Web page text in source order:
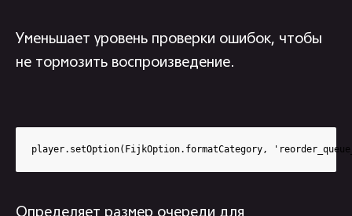
Уменьшает уровень проверки ошибок, чтобы
не тормозить воспроизведение.
player.setOption(FijkOption.formatCategory,
Определяет размер очереди для